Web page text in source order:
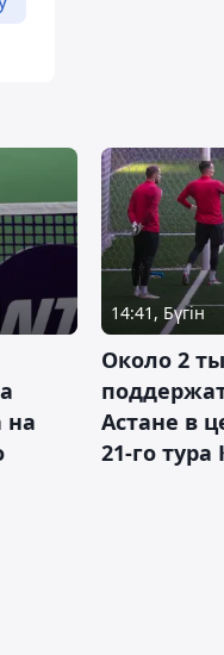
на
14:41, Бүгін
Около 2
Астане в
21-го тура